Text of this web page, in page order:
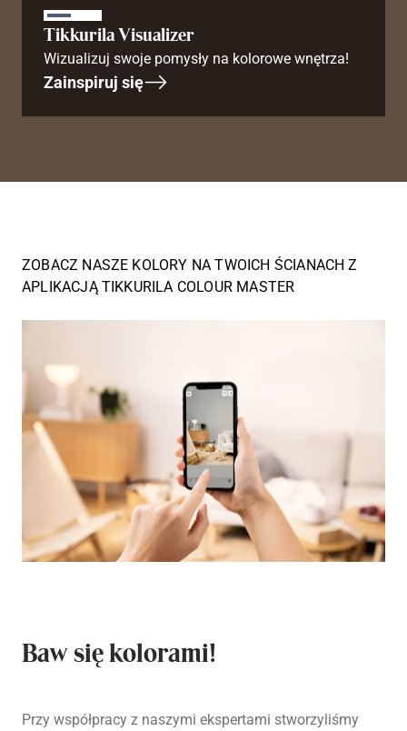
Tikkurila Visualizer
Wizualizuj swoje pomysły na kolorowe wnętrza!
Zainspiruj się
ZOBACZ NASZE KOLORY NA TWOICH ŚCIANACH Z
APLIKACJĄ TIKKURILA COLOUR MASTER
Baw się kolorami!
Przy współpracy z naszymi ekspertami stworzyliśmy